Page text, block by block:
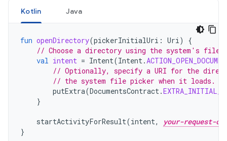
Kotlin Java
fun openDirectory(pickerInitialUri : Uri)
{
// Choose a directory using the system's file
val intent = Intent(Intent.
// Optionally, specify a URI for the
// the system file picker when it loads.
putExtra(DocumentsContract.
}
startActivityForResult(intent,
your-request-
}